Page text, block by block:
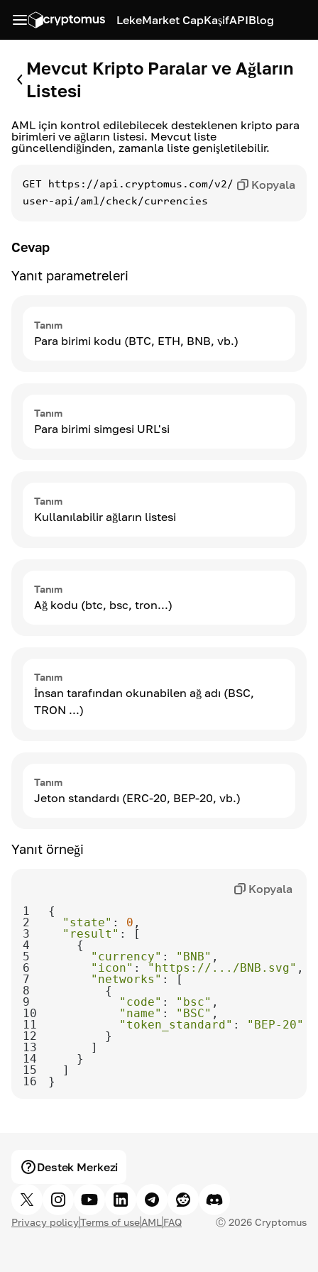
LekeMarket CapKaşifAPIBlog
Mevcut Kripto Paralar ve Ağların
Listesi
AML için kontrol edilebilecek desteklenen kripto para
birimleri ve ağların listesi. Mevcut liste
güncellendiğinden, zamanla liste genişletilebilir.
GET
https://api.cryptomus.com/v2/
user-api/aml/check/currencies
Kopyala
Cevap
Yanıt parametreleri
Tanım
Para birimi kodu (BTC, ETH, BNB, vb.)
Tanım
Para birimi simgesi URL'si
Tanım
Kullanılabilir ağların listesi
Tanım
Ağ kodu (btc, bsc, tron...)
Tanım
İnsan tarafından okunabilen ağ adı (BSC,
TRON ...)
Tanım
Jeton standardı (ERC‑20, BEP‑20, vb.)
Yanıt örneği
1
2
"state" : 0
3
"result"
4
5
"currency" : "BNB"
6
"icon" : "https://.../BNB.svg"
7
"networks"
8
9
"code" : "bsc"
10
"name" : "BSC"
11
"token_standard" :
"BEP-20"
12
13
14
15
16
}
Kopyala
Destek Merkezi
Privacy policyTerms of useAML FAQ Ⓒ 2026 Cryptomus